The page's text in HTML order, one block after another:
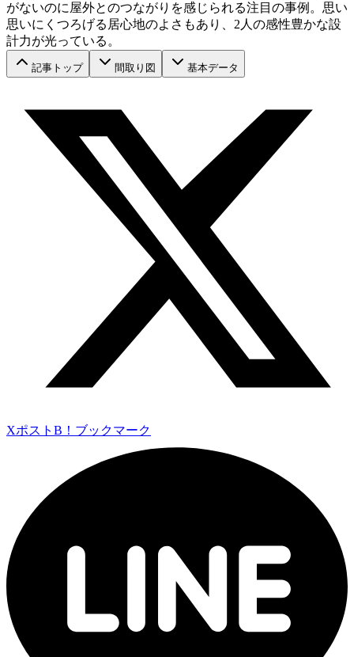
がないのに屋外とのつながりを感じられる注目の事例。思い
思いにくつろげる居心地のよさもあり、2人の感性豊かな設
計力が光っている。
記事トップ 間取り図 基本データ
Xポスト B！ブックマーク